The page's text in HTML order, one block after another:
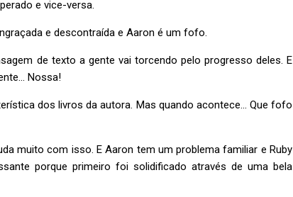
e vice-versa.
e descontraída e Aaron é um fofo.
de texto a gente vai torcendo pelo progresso deles. E
Nossa!
dos livros da autora. Mas quando acontece... Que fofo
muito com isso. E Aaron tem um problema familiar e Ruby
porque primeiro foi solidificado através de uma bela